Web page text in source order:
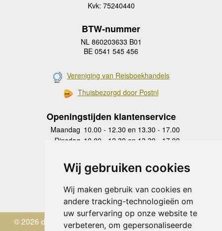
Wij gebruiken cookies
Wij maken gebruik van cookies en
andere tracking-technologieën om
uw surfervaring op onze website te
verbeteren, om gepersonaliseerde
Kvk: 75240440
BTW-nummer
NL 860203633 B01
BE 0541 545 456
Vereniging van Reisboekhandels
Thuisbezorgd door Postnl
Openingstijden klantenservice
Maandag 10.00 - 12.30 en 13.30 - 17.00
Dinsdag 10.00 - 12.30 en 13.30 - 17.00
Donderdag
10.00 - 12.30 en 13.30 - 17.00
Vrijdag 10.00 - 12.30 en 13.30 - 17.00
Zaterdag
gesloten
Zondag gesloten
© 2026 de Zwerver